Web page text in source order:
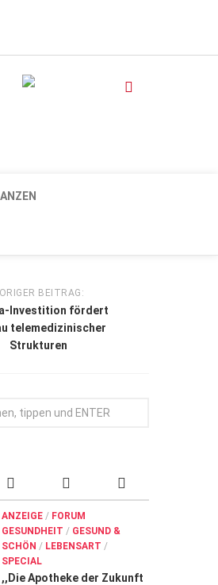
BEITRAG:
Investition fördert
telemedizinischer
Strukturen
ANZEIGE / FORUM
GESUNDHEIT / GESUND &
SCHÖN / LEBENSART /
SPECIAL
,,Die Apotheke der Zukunft